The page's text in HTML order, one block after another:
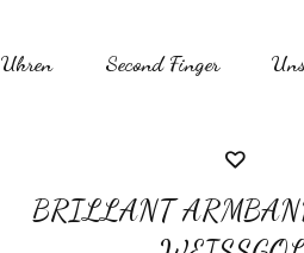
Uhren Second Finger
BRILLANT